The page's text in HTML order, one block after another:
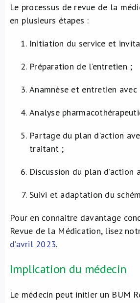
Le processus de revue de la
en plusieurs étapes :
Initiation du service et
Préparation de l’entretien ;
Anamnèse et entretien
Analyse
Partage du plan d’action
traitant ;
Discussion du plan
Suivi et adaptation du
Pour en connaitre davantage
Revue de la Médication, lisez
d’avril 2023.
Implication du médecin
Le médecin peut initier un BUM